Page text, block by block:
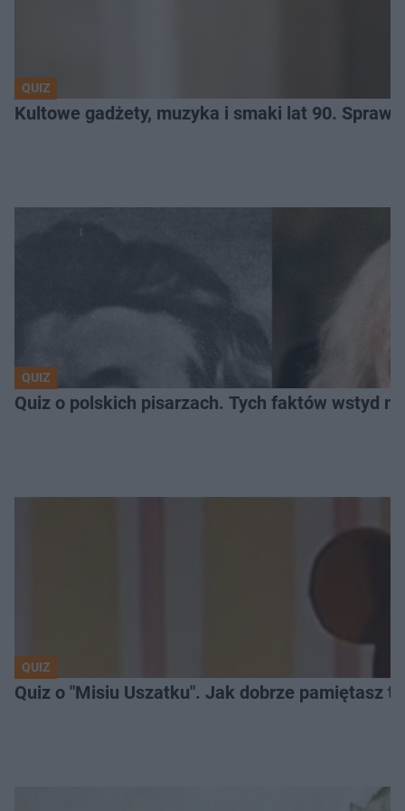
QUIZ
Kultowe gadżety, muzyka i smaki lat 90.
QUIZ
Quiz o polskich pisarzach. Tych faktów wstyd
QUIZ
Quiz o "Misiu Uszatku". Jak dobrze pamiętasz